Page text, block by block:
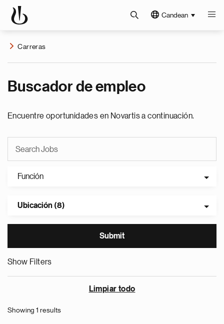
Candean
Carreras
Buscador de empleo
Encuentre oportunidades en Novartis a continuación.
Función
Ubicación (8)
Show Filters
Limpiar todo
Showing 1 results